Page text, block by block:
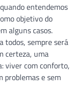
entendemos
objetivo do
alguns casos.
todos, sempre será
certeza, uma
viver com conforto,
problemas e sem